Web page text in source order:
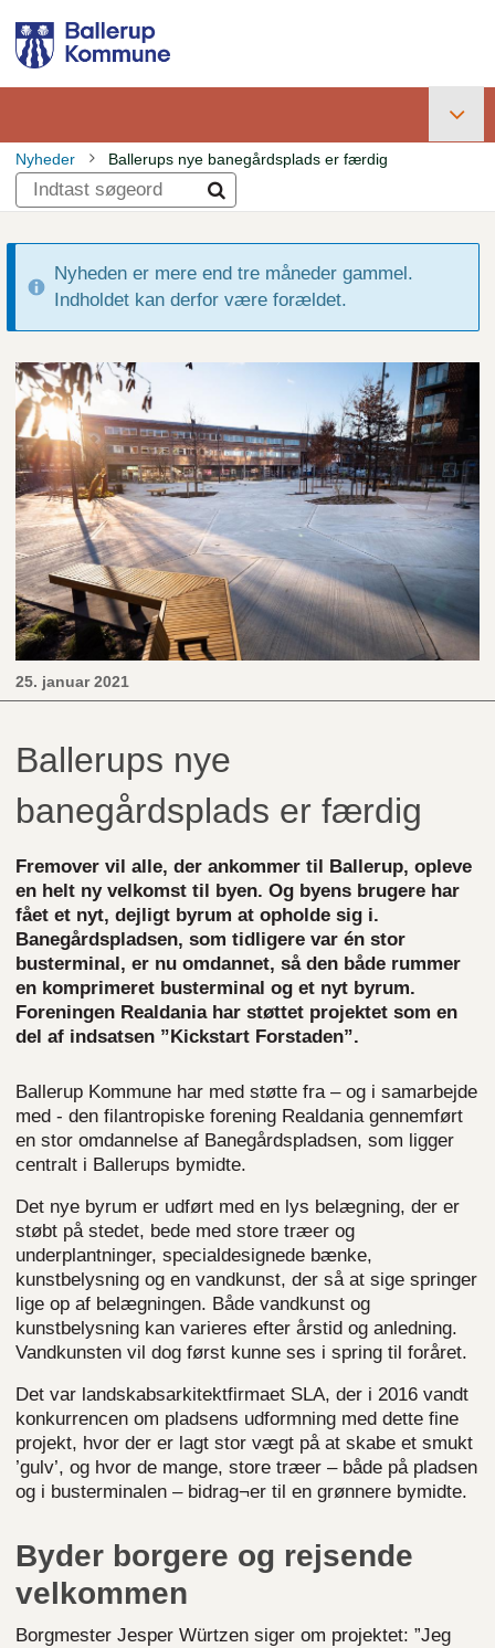
hovedindhold
Primær
navigation
Brødkrumme
Nyheder Ballerups nye banegårdsplads er færdig
Nyheden er mere end tre måneder gammel.
Indholdet kan derfor være forældet.
25. januar 2021
Ballerups nye
banegårdsplads er færdig
Fremover vil alle, der ankommer til Ballerup, opleve
en helt ny velkomst til byen. Og byens brugere har
fået et nyt, dejligt byrum at opholde sig i.
Banegårdspladsen, som tidligere var én stor
busterminal, er nu omdannet, så den både rummer
en komprimeret busterminal og et nyt byrum.
Foreningen Realdania har støttet projektet som en
del af indsatsen ”Kickstart Forstaden”.
Ballerup Kommune har med støtte fra – og i samarbejde
med - den filantropiske forening Realdania gennemført
en stor omdannelse af Banegårdspladsen, som ligger
centralt i Ballerups bymidte.
Det nye byrum er udført med en lys belægning, der er
støbt på stedet, bede med store træer og
underplantninger, specialdesignede bænke,
kunstbelysning og en vandkunst, der så at sige springer
lige op af belægningen. Både vandkunst og
kunstbelysning kan varieres efter årstid og anledning.
Vandkunsten vil dog først kunne ses i spring til foråret.
Det var landskabsarkitektfirmaet SLA, der i 2016 vandt
konkurrencen om pladsens udformning med dette fine
projekt, hvor der er lagt stor vægt på at skabe et smukt
’gulv’, og hvor de mange, store træer – både på pladsen
og i busterminalen – bidrag¬er til en grønnere bymidte.
Byder borgere og rejsende
velkommen
Borgmester Jesper Würtzen siger om projektet: ”Jeg